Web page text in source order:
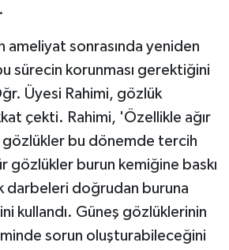
ameliyat sonrasında yeniden
sürecin korunması gerektiğini
Üyesi Rahimi, gözlük
çekti. Rahimi, 'Özellikle ağır
gözlükler bu dönemde tercih
gözlükler burun kemiğine baskı
darbeleri doğrudan buruna
kullandı. Güneş gözlüklerinin
sorun oluşturabileceğini